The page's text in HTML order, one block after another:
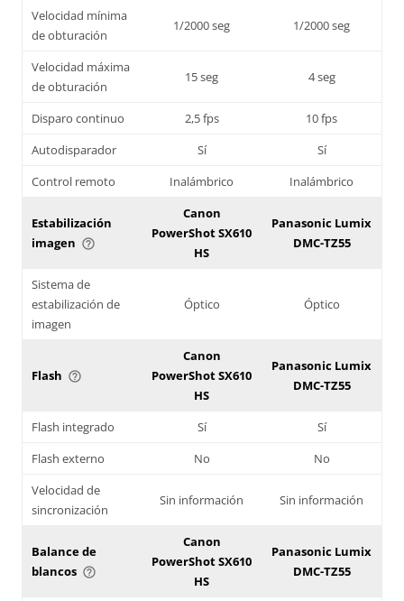
Velocidad mínima
de obturación
1/2000 seg 1/2000 seg
Velocidad máxima
de obturación
15 seg 4 seg
Disparo continuo 2,5 fps
10 fps
Autodisparador
Sí
Sí
Control remoto
Inalámbrico Inalámbrico
Estabilización
imagen help_outline
Canon
PowerShot SX610
HS
Panasonic Lumix
DMC-TZ55
Sistema de
estabilización de
imagen
Óptico Óptico
Flash help_outline
Canon
PowerShot SX610
HS
Panasonic Lumix
DMC-TZ55
Flash integrado Sí
Sí
Flash externo
No
No
Velocidad de
sincronización
Sin información Sin información
Balance de
blancos help_outline
Canon
PowerShot SX610
HS
Panasonic Lumix
DMC-TZ55